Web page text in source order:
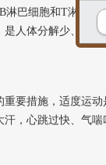
淋巴细胞和T淋巴
人体分解少、旺盛
重要措施，适度运
，心跳过快、气